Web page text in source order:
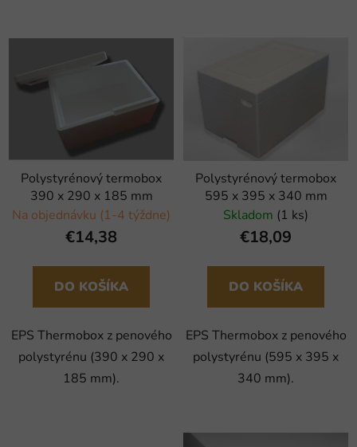
Polystyrénový termobox
390 x 290 x 185 mm
Na objednávku (1-4 týždne)
€14,38
DO KOŠÍKA
EPS Thermobox z penového
polystyrénu (390 x 290 x
185 mm).
Polystyrénový termobox
595 x 395 x 340 mm
Skladom (1 ks)
€18,09
DO KOŠÍKA
EPS Thermobox z penového
polystyrénu (595 x 395 x
340 mm).